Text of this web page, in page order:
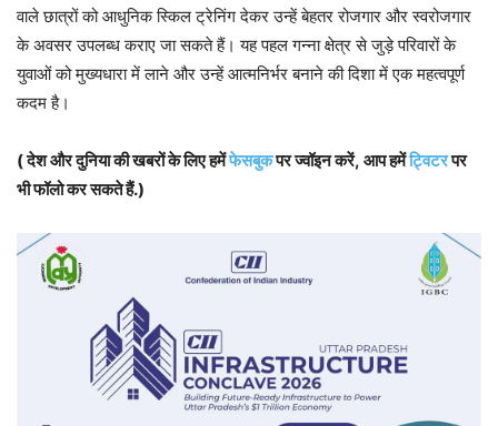
वाले छात्रों को आधुनिक स्किल ट्रेनिंग देकर उन्हें बेहतर रोजगार और स्वरोजगार
के अवसर उपलब्ध कराए जा सकते हैं। यह पहल गन्ना क्षेत्र से जुड़े परिवारों के
युवाओं को मुख्यधारा में लाने और उन्हें आत्मनिर्भर बनाने की दिशा में एक महत्वपूर्ण
कदम है।
( देश और दुनिया की खबरों के लिए हमेंफेसबुकपर ज्वॉइन करें, आप हमेंट्विटरपर
भी फॉलो कर सकते हैं.)